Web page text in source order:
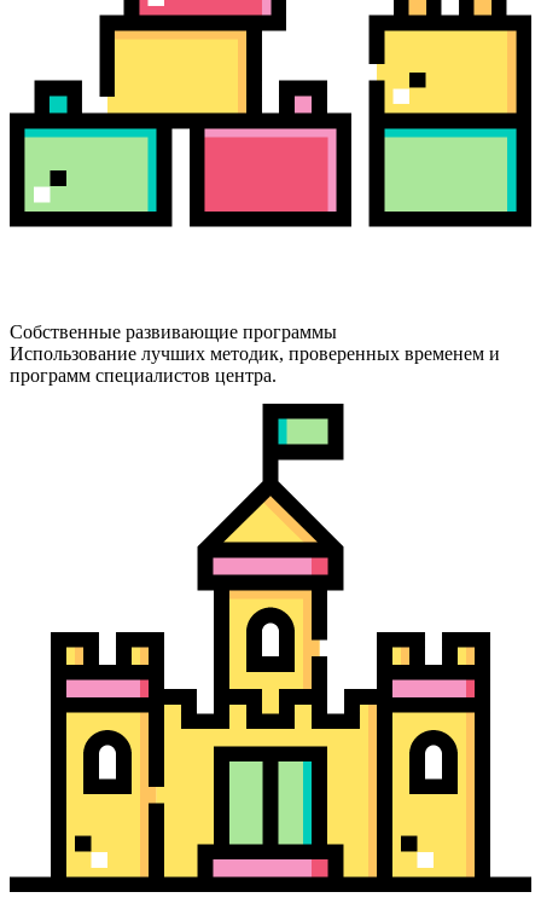
Собственные развивающие программы
Использование лучших методик, проверенных временем и
программ специалистов центра.